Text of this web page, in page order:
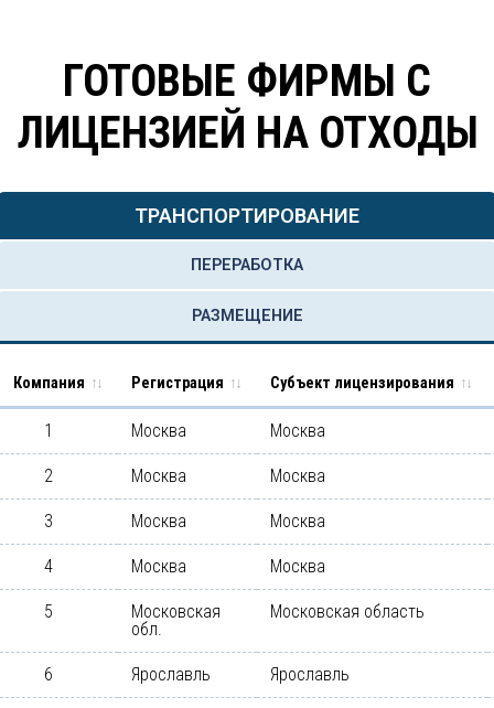
ГОТОВЫЕ ФИРМЫ С
ЛИЦЕНЗИЕЙ НА ОТХОДЫ
ТРАНСПОРТИРОВАНИЕ
ПЕРЕРАБОТКА
РАЗМЕЩЕНИЕ
Компания Регистрация Субъект лицензирования
1 Москва Москва
2 Москва Москва
3 Москва Москва
4 Москва Москва
5
Московская
обл.
Московская область
6 Ярославль Ярославль